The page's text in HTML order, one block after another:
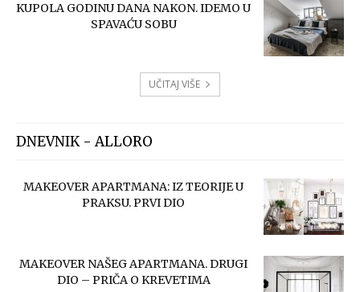
KUPOLA GODINU DANA NAKON. IDEMO U
SPAVAĆU SOBU
UČITAJ VIŠE
DNEVNIK - ALLORO
MAKEOVER APARTMANA: IZ TEORIJE U
PRAKSU. PRVI DIO
MAKEOVER NAŠEG APARTMANA. DRUGI
DIO – PRIČA O KREVETIMA